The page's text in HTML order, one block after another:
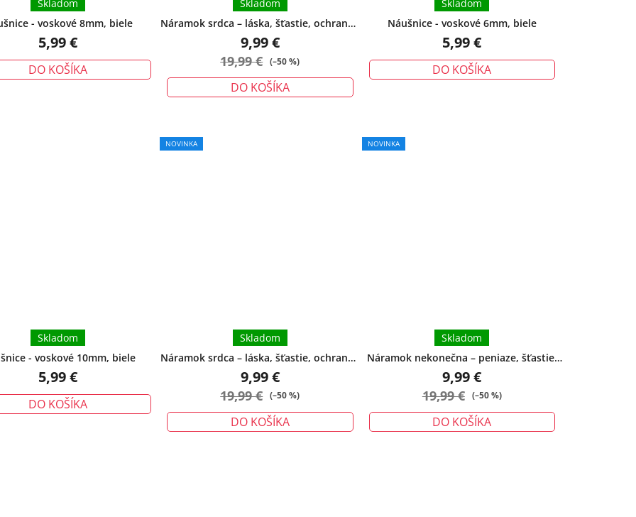
- voskové 8mm, biele
Skladom
5,99 €
DO KOŠÍKA
Náramok srdca – láska, šťastie, ochrana -
veľký
Skladom
9,99 €
19,99 € (–50 %)
DO KOŠÍKA
Náušnice - voskové 6mm, biele
Skladom
5,99 €
DO KOŠÍKA
- voskové 10mm, biele
Skladom
5,99 €
DO KOŠÍKA
NOVINKA
Náramok srdca – láska, šťastie, ochrana -
malý
Skladom
9,99 €
19,99 € (–50 %)
DO KOŠÍKA
NOVINKA
Náramok nekonečna – peniaze, šťastie,
ochrana - veľký
Skladom
9,99 €
19,99 € (–50 %)
DO KOŠÍKA